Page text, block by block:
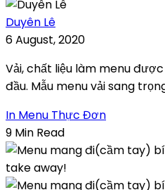
Duyên Lê
6 August, 2020
Vải, chất liệu làm menu
đầu. Mẫu menu vải sang
In Menu Thực Đơn
9 Min Read